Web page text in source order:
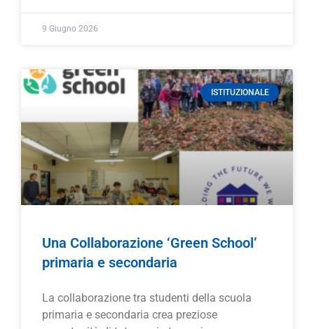
9 Giugno 2026
ISTITUZIONALE
Una Collaborazione ‘Green School’
primaria e secondaria
La collaborazione tra studenti della scuola
primaria e secondaria crea preziose